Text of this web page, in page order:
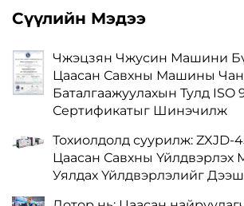
Сүүлийн Мэдээ
Чжэцзян Чжусин Машини
Цаасан Савхны Машины
Баталгаажуулахын Тулд ISO
Сертификатыг Шинэчилж
Тохиолдолд суурилж: ZXJD-
Цаасан Савхны Үйлдвэрлэх
Уялдах Үйлдвэрлэлийг